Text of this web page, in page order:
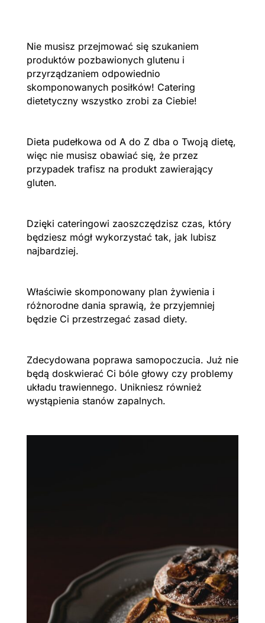
Nie musisz przejmować się szukaniem
produktów pozbawionych glutenu i
przyrządzaniem odpowiednio
skomponowanych posiłków! Catering
dietetyczny wszystko zrobi za Ciebie!
Dieta pudełkowa od A do Z dba o Twoją dietę,
więc nie musisz obawiać się, że przez
przypadek trafisz na produkt zawierający
gluten.
Dzięki cateringowi zaoszczędzisz czas, który
będziesz mógł wykorzystać tak, jak lubisz
najbardziej.
Właściwie skomponowany plan żywienia i
różnorodne dania sprawią, że przyjemniej
będzie Ci przestrzegać zasad diety.
Zdecydowana poprawa samopoczucia. Już nie
będą doskwierać Ci bóle głowy czy problemy
układu trawiennego. Unikniesz również
wystąpienia stanów zapalnych.